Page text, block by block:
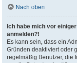
Nach oben
Ich habe mich vor
anmelden?!
Es kann sein, dass ein
Gründen deaktiviert oder
regelmäßig Benutzer, die